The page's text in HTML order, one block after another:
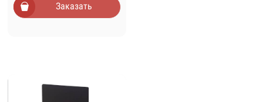
Заказать